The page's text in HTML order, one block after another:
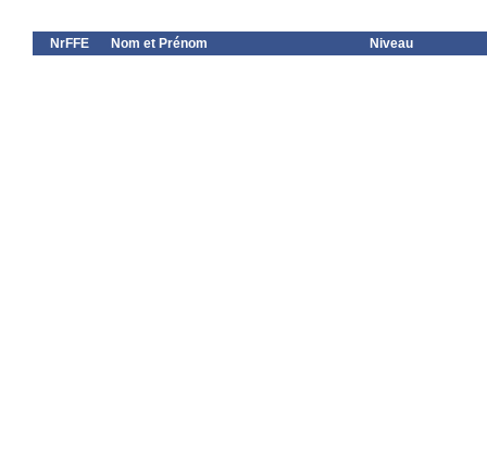
NrFFE Nom et Prénom Niveau